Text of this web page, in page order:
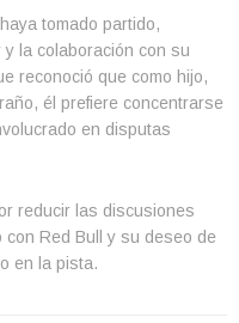
tomado partido,
la colaboración con su
reconoció que como hijo,
él prefiere concentrarse
en disputas
reducir las discusiones
Red Bull y su deseo de
en la pista.